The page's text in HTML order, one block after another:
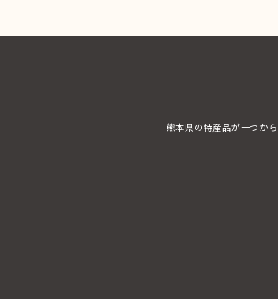
熊本県の特産品が一つか